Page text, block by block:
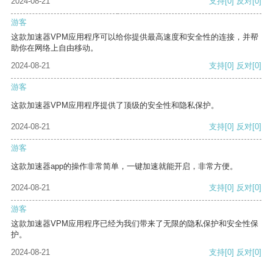
游客
这款加速器VPM应用程序可以给你提供最高速度和安全性的连接，并帮
助你在网络上自由移动。
2024-08-21
支持[0] 反对[0]
游客
这款加速器VPM应用程序提供了顶级的安全性和隐私保护。
2024-08-21 支持[0] 反对[0]
游客
这款加速器app的操作非常简单，一键加速就能开启，非常方便。
2024-08-21 支持[0] 反对[0]
游客
这款加速器VPM应用程序已经为我们带来了无限的隐私保护和安全性保
护。
2024-08-21
支持[0] 反对[0]